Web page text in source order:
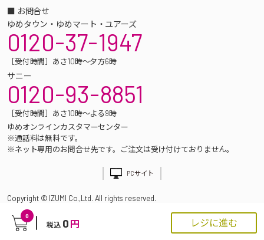
0
税込 0 円 レジに進む
■ お問合せ
ゆめタウン・ゆめマート・ユアーズ
0120-37-1947
［受付時間］あさ10時～夕方6時
サニー
0120-93-8851
［受付時間］あさ10時～よる9時
ゆめオンラインカスタマーセンター
※通話料は無料です。
※ネット専用のお問合せ先です。ご注文は受け付けておりません。
PCサイト
Copyright © IZUMI Co.,Ltd. All rights reserved.